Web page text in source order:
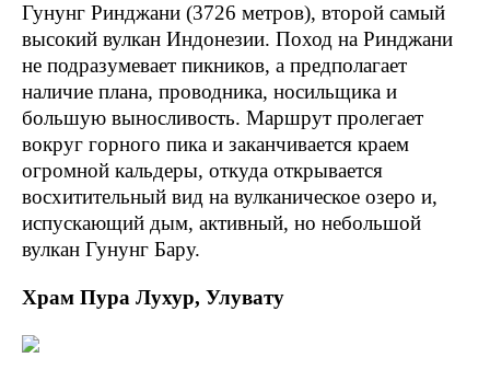
Гунунг Ринджани (3726 метров), второй самый
высокий вулкан Индонезии. Поход на Ринджани
не подразумевает пикников, а предполагает
наличие плана, проводника, носильщика и
большую выносливость. Маршрут пролегает
вокруг горного пика и заканчивается краем
огромной кальдеры, откуда открывается
восхитительный вид на вулканическое озеро и,
испускающий дым, активный, но небольшой
вулкан Гунунг Бару.
Храм Пура Лухур, Улувату